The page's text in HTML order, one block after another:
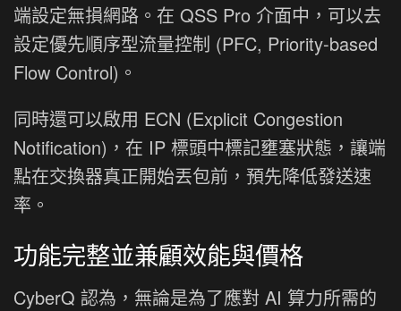
端設定無損網路。在 QSS Pro 介面中，可以去
設定優先順序型流量控制 (PFC, Priority-based
Flow Control)。
同時還可以啟用 ECN (Explicit Congestion
Notification)，在 IP 標頭中標記壅塞狀態，讓端
點在交換器真正開始丟包前，預先降低發送速
率。
功能完整並兼顧效能與價格
CyberQ 認為，無論是為了應對 AI 算力所需的